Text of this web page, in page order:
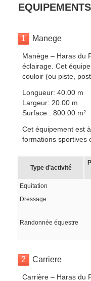
1 Manege
Manège – Haras du
éclairage. Cet
couloir (ou piste,
Longueur: 40.00 m
Largeur: 20.00 m
Surface : 800.00 m²
Cet équipement est
formations sportives
Type d’activité
Equitation
Dressage
Randonnée équestre
2 Carriere
Carrière – Haras du